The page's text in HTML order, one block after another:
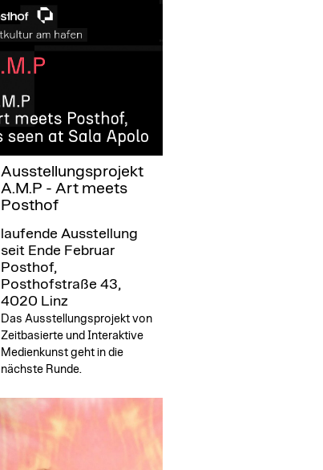
Ausstellungsprojekt
A.M.P - Art meets
Posthof
laufende Ausstellung
seit Ende Februar
Posthof,
Posthofstraße 43,
4020 Linz
Das Ausstellungsprojekt von
Zeitbasierte und Interaktive
Medienkunst geht in die
nächste Runde.